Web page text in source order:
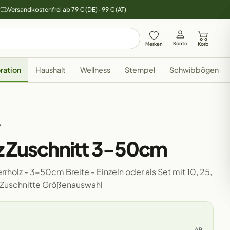
Versandkostenfrei ab 79 € (DE) · 99 € (AT)
Merken Konto Korb
Haushalt Wellness Stempel Schwibbögen
Zuschnitt 3-50cm
- 3-50cm Breite - Einzeln oder als Set mit 10, 25,
Größenauswahl